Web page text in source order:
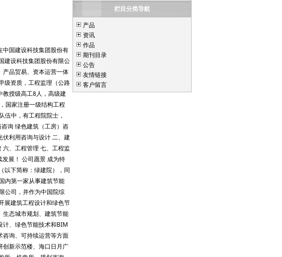
国建设科技集团股份有
建设科技集团股份有限公
产品贸易、资本运营一体
级资质，工程监理（公路
教授级高工8人，高级建
国家注册一级结构工程
伍中，有工程院院士，
询 绿色建筑（工房）咨
伏利用咨询与设计 二、建
六、工程管理 七、工程监
展！ 公司愿景 成为特
以下简称：绿建院），同
内第一家从事建筑节能
公司，并作为中国院综
建筑工程设计和绿色节
生态城市规划、建筑节能
计、绿色节能技术和BIM
咨询、可持续运营等方面
创新示范楼、海口日月广
栏目分类导航
产品
资讯
作品
期刊目录
公告
友情链接
客户留言